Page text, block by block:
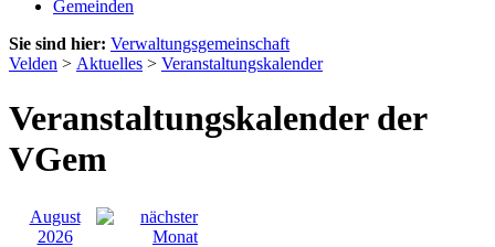
Gemeinden
Sie sind hier: Verwaltungsgemeinschaft
Velden > Aktuelles > Veranstaltungskalender
Veranstaltungskalender der
VGem
August
2026